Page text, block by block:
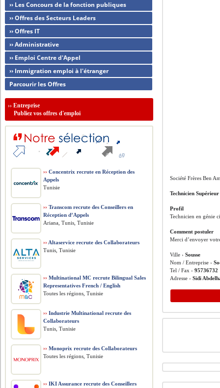
Société Frères Ben
Technicien
Profil
Technicien en génie
Comment postuler
Merci d’envoyer
Ville ›Sousse
Nom / Entreprise ›
Tel / Fax ›95736732
Adresse ›Sidi
›› Les Concours de la fonction publiques
›› Offres des Secteurs Leaders
›› Offres IT
›› Administrative
›› Emploi Centre d'Appel
›› Immigration emploi à l'étranger
Parcourir les Offres
››Entreprise
Publiez vos offres d'emploi
›› Concentrix recrute en Réception des
Appels
Tunisie
›› Transcom recrute des Conseillers en
Réception d’Appels
Ariana, Tunis, Tunisie
›› Altaservice recrute des Collaborateurs
Tunis, Tunisie
›› Multinational MC recrute Bilingual Sales
Representatives French / English
Toutes les régions, Tunisie
›› Industrie Multinational recrute des
Collaborateurs
Tunis, Tunisie
›› Monoprix recrute des Collaborateurs
Toutes les régions, Tunisie
›› IKI Assurance recrute des Conseillers